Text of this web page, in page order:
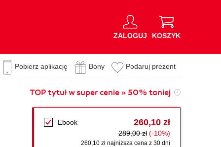
ZALOGUJ KOSZYK
Pobierz aplikację Bony Podaruj prezent
TOP tytuł w super cenie » 50% taniej
Ebook 260,10 zł
289,00 zł (-10%)
260,10 zł najniższa cena z 30 dni